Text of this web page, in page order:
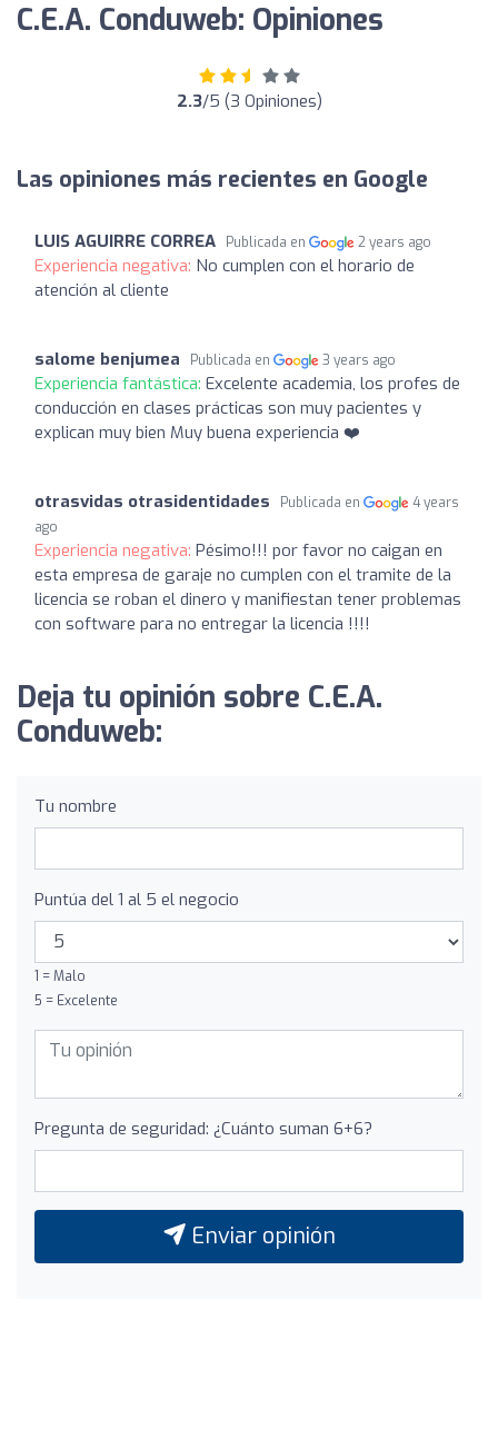
C.E.A. Conduweb: Opiniones
2.3/5 (3 Opiniones)
Las opiniones más recientes en Google
LUIS AGUIRRE CORREA Publicada en 2 years ago
Experiencia negativa: No cumplen con el horario de
atención al cliente
salome benjumea Publicada en 3 years ago
Experiencia fantástica: Excelente academia, los profes de
conducción en clases prácticas son muy pacientes y
explican muy bien Muy buena experiencia ❤️
otrasvidas otrasidentidades Publicada en
4 years
ago
Experiencia negativa: Pésimo!!! por favor no caigan en
esta empresa de garaje no cumplen con el tramite de la
licencia se roban el dinero y manifiestan tener problemas
con software para no entregar la licencia !!!!
Deja tu opinión sobre C.E.A.
Conduweb:
Tu nombre
Puntúa del 1 al 5 el negocio
1 = Malo
5 = Excelente
Pregunta de seguridad: ¿Cuánto suman 6+6?
Enviar opinión